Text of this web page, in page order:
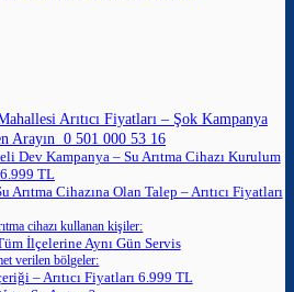
Arıtıcı Fiyatları – Şok Kampanya
Arayın 0 501 000 53 16
Dev Kampanya – Su Arıtma Cihazı Kurulum
TL
Arıtma Cihazına Olan Talep – Arıtıcı Fiyatları
cihazı kullanan kişiler:
İlçelerine Aynı Gün Servis
verilen bölgeler:
– Arıtıcı Fiyatları 6.999 TL